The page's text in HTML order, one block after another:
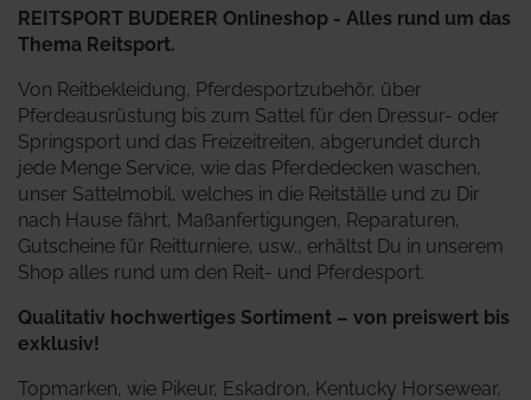
REITSPORT BUDERER Onlineshop - Alles rund um das
Thema Reitsport.
Von Reitbekleidung, Pferdesportzubehör, über
Pferdeausrüstung bis zum Sattel für den Dressur- oder
Springsport und das Freizeitreiten, abgerundet durch
jede Menge Service, wie das Pferdedecken waschen,
unser Sattelmobil, welches in die Reitställe und zu Dir
nach Hause fährt, Maßanfertigungen, Reparaturen,
Gutscheine für Reitturniere, usw., erhältst Du in unserem
Shop alles rund um den Reit- und Pferdesport.
Qualitativ hochwertiges Sortiment – von preiswert bis
exklusiv!
Topmarken, wie Pikeur, Eskadron, Kentucky Horsewear,